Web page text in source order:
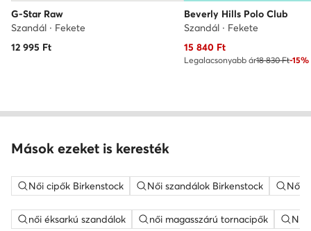
G-Star Raw
Szandál · Fekete
12 995 Ft
Beverly Hills Polo Club
Szandál · Fekete
Aktuális ár
15 840Ft
Legalacsonyabb ár18 830 Ft-15%
Mások ezeket is keresték
Női cipők Birkenstock Női szandálok Birkenstock Női
női éksarkú szandálok női magasszárú tornacipők